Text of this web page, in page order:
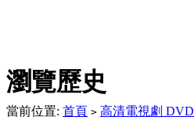
瀏覽歷史
當前位置: 首頁 > 高清電視劇 DVD